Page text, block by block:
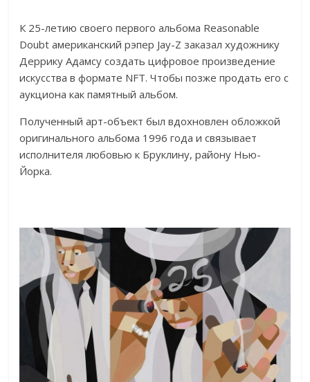
К 25-летию своего первого альбома Reasonable
Doubt американский рэпер Jay-Z заказал художнику
Деррику Адамсу создать цифровое произведение
искусства в формате NFT. Чтобы позже продать его с
аукциона как памятный альбом.
Полученный арт-объект был вдохновлен обложкой
оригинального альбома 1996 года и связывает
исполнителя любовью к Бруклину, району Нью-
Йорка.